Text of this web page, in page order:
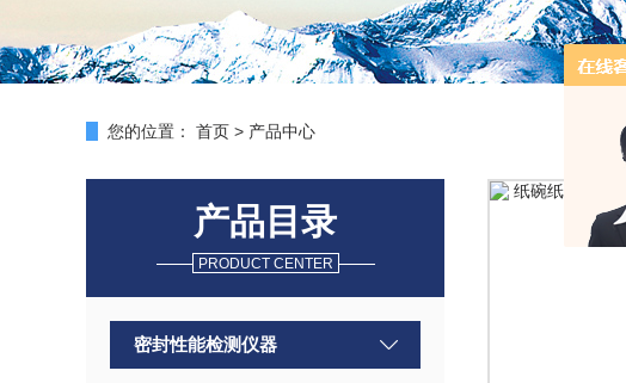
您的位置： 首页 > 产品中心
产品目录
PRODUCT CENTER
密封性能检测仪器